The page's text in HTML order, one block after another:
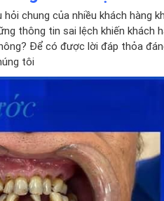
chung của nhiều khách hàng
thông tin sai lệch khiến khách
Để có được lời đáp thỏa
tôi